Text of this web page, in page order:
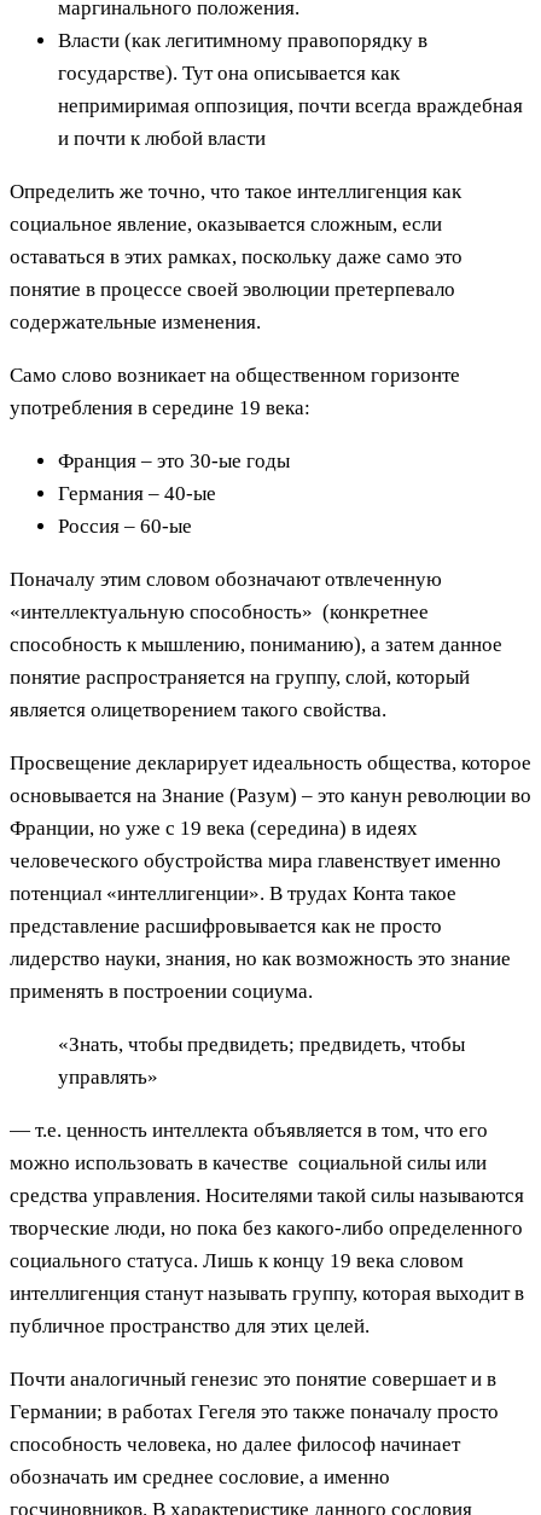
маргинального положения.
Власти (как легитимному правопорядку в
государстве). Тут она описывается как
непримиримая оппозиция, почти всегда враждебная
и почти к любой власти
Определить же точно, что такое интеллигенция как
социальное явление, оказывается сложным, если
оставаться в этих рамках, поскольку даже само это
понятие в процессе своей эволюции претерпевало
содержательные изменения.
Само слово возникает на общественном горизонте
употребления в середине 19 века:
Франция – это 30-ые годы
Германия – 40-ые
Россия – 60-ые
Поначалу этим словом обозначают отвлеченную
«интеллектуальную способность» (конкретнее
способность к мышлению, пониманию), а затем данное
понятие распространяется на группу, слой, который
является олицетворением такого свойства.
Просвещение декларирует идеальность общества, которое
основывается на Знание (Разум) – это канун революции во
Франции, но уже с 19 века (середина) в идеях
человеческого обустройства мира главенствует именно
потенциал «интеллигенции». В трудах Конта такое
представление расшифровывается как не просто
лидерство науки, знания, но как возможность это знание
применять в построении социума.
«Знать, чтобы предвидеть; предвидеть, чтобы
управлять»
— т.е. ценность интеллекта объявляется в том, что его
можно использовать в качестве социальной силы или
средства управления. Носителями такой силы называются
творческие люди, но пока без какого-либо определенного
социального статуса. Лишь к концу 19 века словом
интеллигенция станут называть группу, которая выходит в
публичное пространство для этих целей.
Почти аналогичный генезис это понятие совершает и в
Германии; в работах Гегеля это также поначалу просто
способность человека, но далее философ начинает
обозначать им среднее сословие, а именно
госчиновников. В характеристике данного сословия